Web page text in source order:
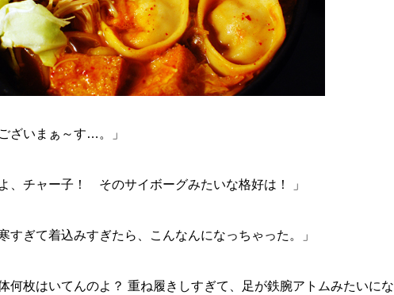
ざいまぁ～す…。」
、チャー子！ そのサイボーグみたいな格好は！ 」
ぎて着込みすぎたら、こんなんになっちゃった。」
何枚はいてんのよ？ 重ね履きしすぎて、足が鉄腕アトムみたいにな